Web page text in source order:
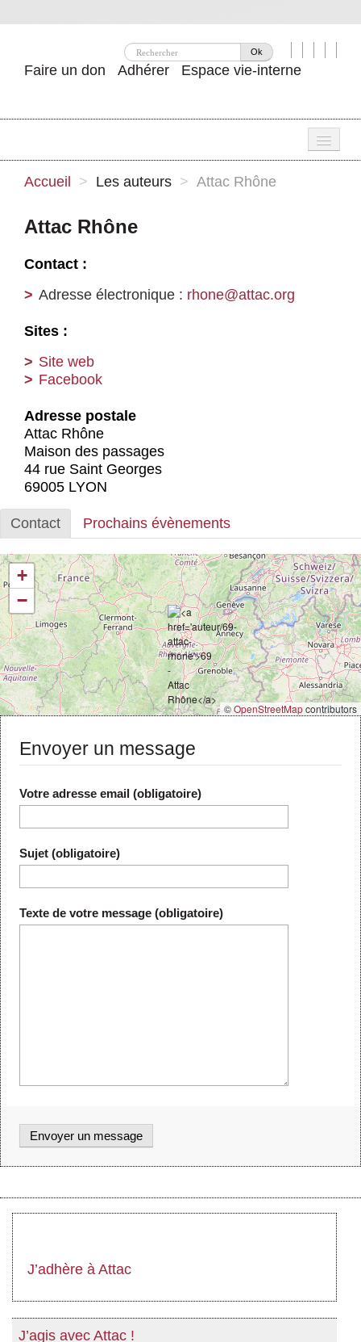
Ok
Faire un don Adhérer Espace vie-interne
Nos idées
Se mobiliser
Publications
Agenda
Actus et médias
Accueil > Les auteurs > Attac Rhône
Attac Rhône
Contact :
Adresse électronique : rhone@attac.org
Sites :
Site web
Facebook
Adresse postale
Attac Rhône
Maison des passages
44 rue Saint Georges
69005 LYON
Contact Prochains évènements
+
−
©OpenStreetMapcontributors
Envoyer un message
Votre adresse email (obligatoire)
Sujet (obligatoire)
Texte de votre message (obligatoire)
J’adhère à Attac
J’agis avec Attac !